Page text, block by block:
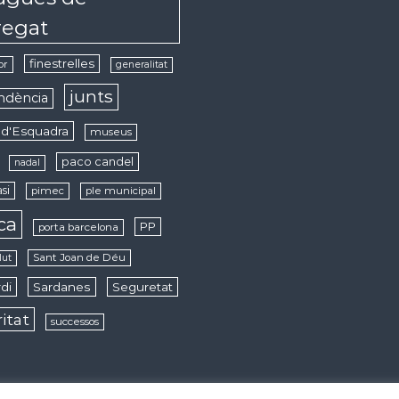
finestrelles generalitat
junts
museus
nadal paco candel
pimec ple municipal
porta barcelona PP
Sant Joan de Déu
Sardanes Seguretat
successos